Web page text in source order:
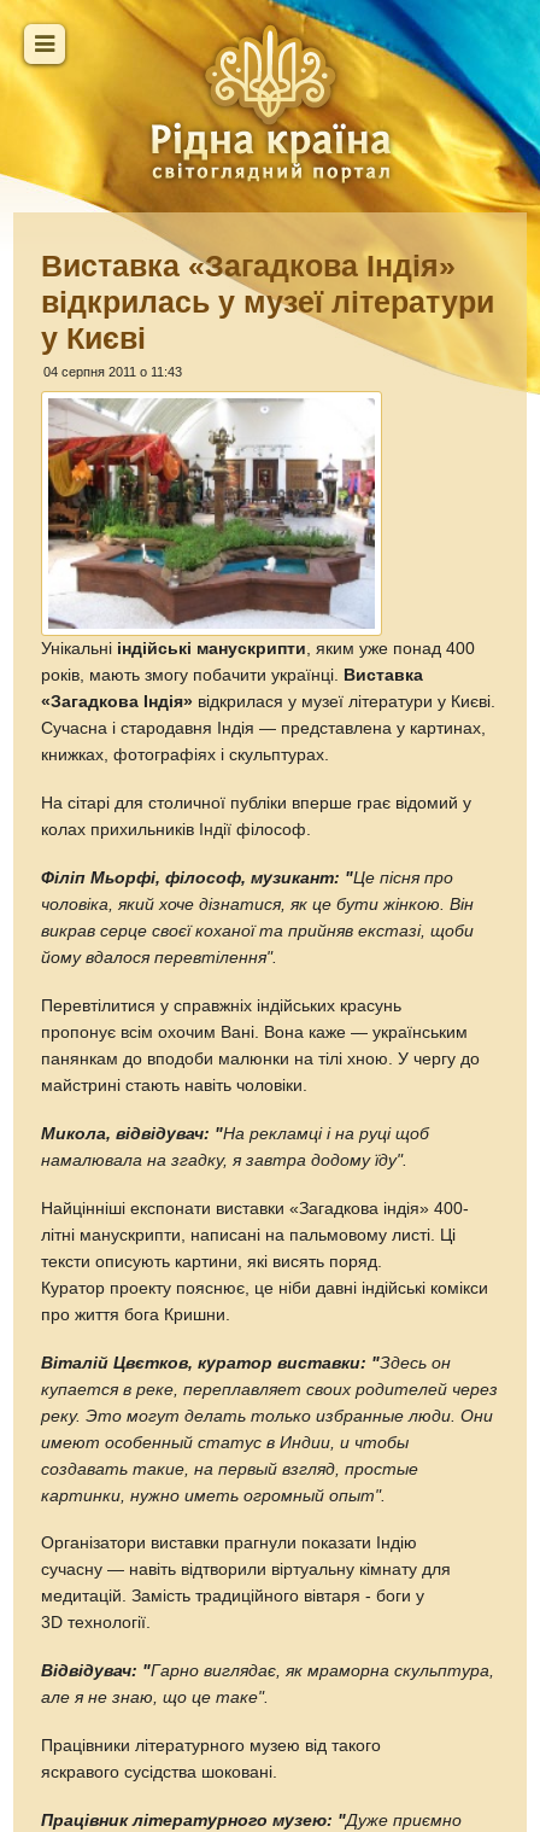
Виставка «Загадкова Індія»
відкрилась у музеї літератури
у Києві
04 серпня 2011 о 11:43
Унікальні індійські манускрипти , яким уже понад 400
років, мають змогу побачити українці.
Виставка
«Загадкова Індія» відкрилася у музеї літератури у Києві.
Сучасна і стародавня Індія — представлена у картинах,
книжках, фотографіях і скульптурах.
На сітарі для столичної публіки вперше грає відомий у
колах прихильників Індії філософ.
Філіп Мьорфі, філософ, музикант: "Це пісня про
чоловіка, який хоче дізнатися, як це бути жінкою. Він
викрав серце своєї коханої та прийняв екстазі, щоби
йому вдалося перевтілення".
Перевтілитися у справжніх індійських красунь
пропонує всім охочим Вані. Вона каже — українським
панянкам до вподоби малюнки на тілі хною. У чергу до
майстрині стають навіть чоловіки.
Микола, відвідувач: "На рекламці і на руці щоб
намалювала на згадку, я завтра додому їду".
Найцінніші експонати виставки «Загадкова індія» 400-
літні манускрипти, написані на пальмовому листі. Ці
тексти описують картини, які висять поряд.
Куратор проекту пояснює, це ніби давні індійські комікси
про життя бога Кришни.
Віталій Цвєтков, куратор виставки: "Здесь он
купается в реке, переплавляет своих родителей через
реку. Это могут делать только избранные люди. Они
имеют особенный статус в Индии, и чтобы
создавать такие, на первый взгляд, простые
картинки, нужно иметь огромный опыт".
Організатори виставки прагнули показати Індію
сучасну — навіть відтворили віртуальну кімнату для
медитацій. Замість традиційного вівтаря - боги у
3D технології.
Відвідувач: "Гарно виглядає, як мраморна скульптура,
але я не знаю, що це таке".
Працівники літературного музею від такого
яскравого сусідства шоковані.
Працівник літературного музею: "Дуже приємно